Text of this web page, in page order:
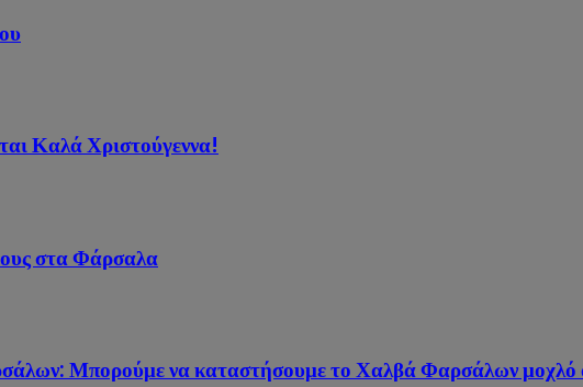
Καλά Χριστούγεννα!
στα Φάρσαλα
Μπορούμε να καταστήσουμε το Χαλβά Φαρσάλων μοχλό